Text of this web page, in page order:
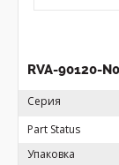
RVA-90120-
Серия
Part Status
Упаковка